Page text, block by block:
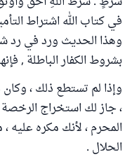
في كتاب الله اشتراط
وهذا الحديث ورد في رد
بشروط الكفار الباطلة ,
وإذا لم تستطع ذلك ،
، جاز لك استخراج
المحرم ، لأنك مكره عليه
الحلال .